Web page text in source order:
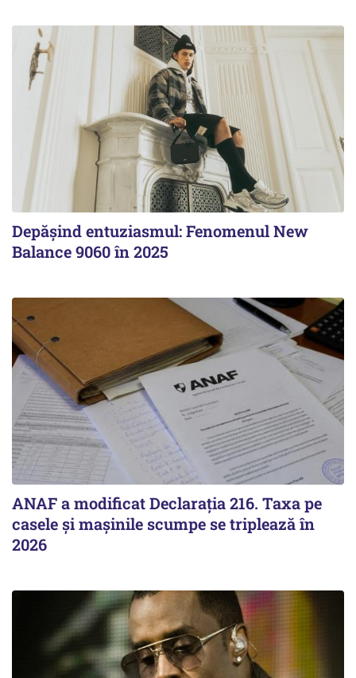
Depășind entuziasmul: Fenomenul New
Balance 9060 în 2025
ANAF a modificat Declarația 216. Taxa pe
casele și mașinile scumpe se triplează în
2026